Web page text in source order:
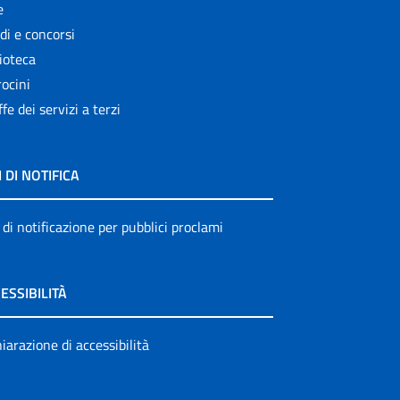
e concorsi
dei servizi a terzi
DI NOTIFICA
notificazione per pubblici proclami
di accessibilità